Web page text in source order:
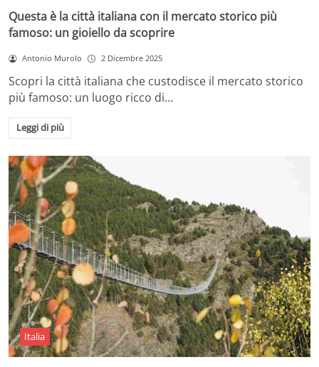
Questa è la città italiana con il mercato storico più
famoso: un gioiello da scoprire
Antonio Murolo 2 Dicembre 2025
Scopri la città italiana che custodisce il mercato storico
più famoso: un luogo ricco di…
Leggi di più
Italia